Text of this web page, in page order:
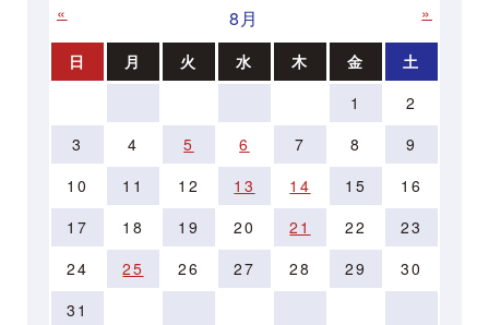
« 8月 »
日 月 火 水 木 金
土
1
2
3
4 5 6 7 8
9
10
11 12 13 14 15
16
17
18 19 20 21 22
23
24
25 26 27 28 29
30
31